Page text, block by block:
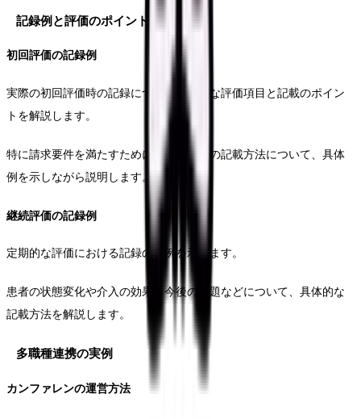
記録例と評価のポイント
初回評価の記録例
実際の初回評価時の記録について、重要な評価項目と記載のポイン
トを解説します。
特に請求要件を満たすために必要な情報の記載方法について、具体
例を示しながら説明します。
継続評価の記録例
定期的な評価における記録の実例を示します。
患者の状態変化や介入の効果、今後の課題などについて、具体的な
記載方法を解説します。
多職種連携の実例
カンファレンの運営方法